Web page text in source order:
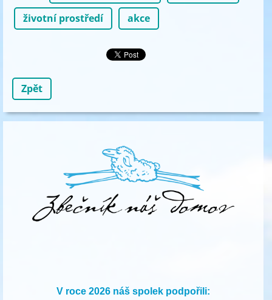
životní prostředí
akce
Zpět
V roce 2026 náš spolek podpořili: